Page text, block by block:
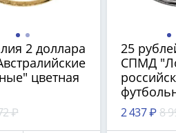
2 доллара
цветная
₽
25
СПМД
цветная,
2 437 ₽ 8